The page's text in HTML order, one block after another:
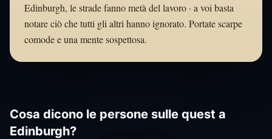
Edinburgh, le strade fanno metà del lavoro · a voi basta
notare ciò che tutti gli altri hanno ignorato. Portate scarpe
comode e una mente sospettosa.
Cosa dicono le persone sulle quest a
Edinburgh?